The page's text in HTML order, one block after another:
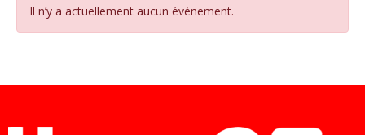
Il n’y a actuellement aucun évènement.